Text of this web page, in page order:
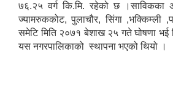
७६.२५ वर्ग कि.मि. रहेको छ ।साविकका
ज्यामरुककोट, पुलाचौर, सिंगा ,भक्किम्ली
समेटि मिति २०७१ बेशाख २५ गते घोषणा
यस नगरपालिकाको स्थापना भएको थियो ।